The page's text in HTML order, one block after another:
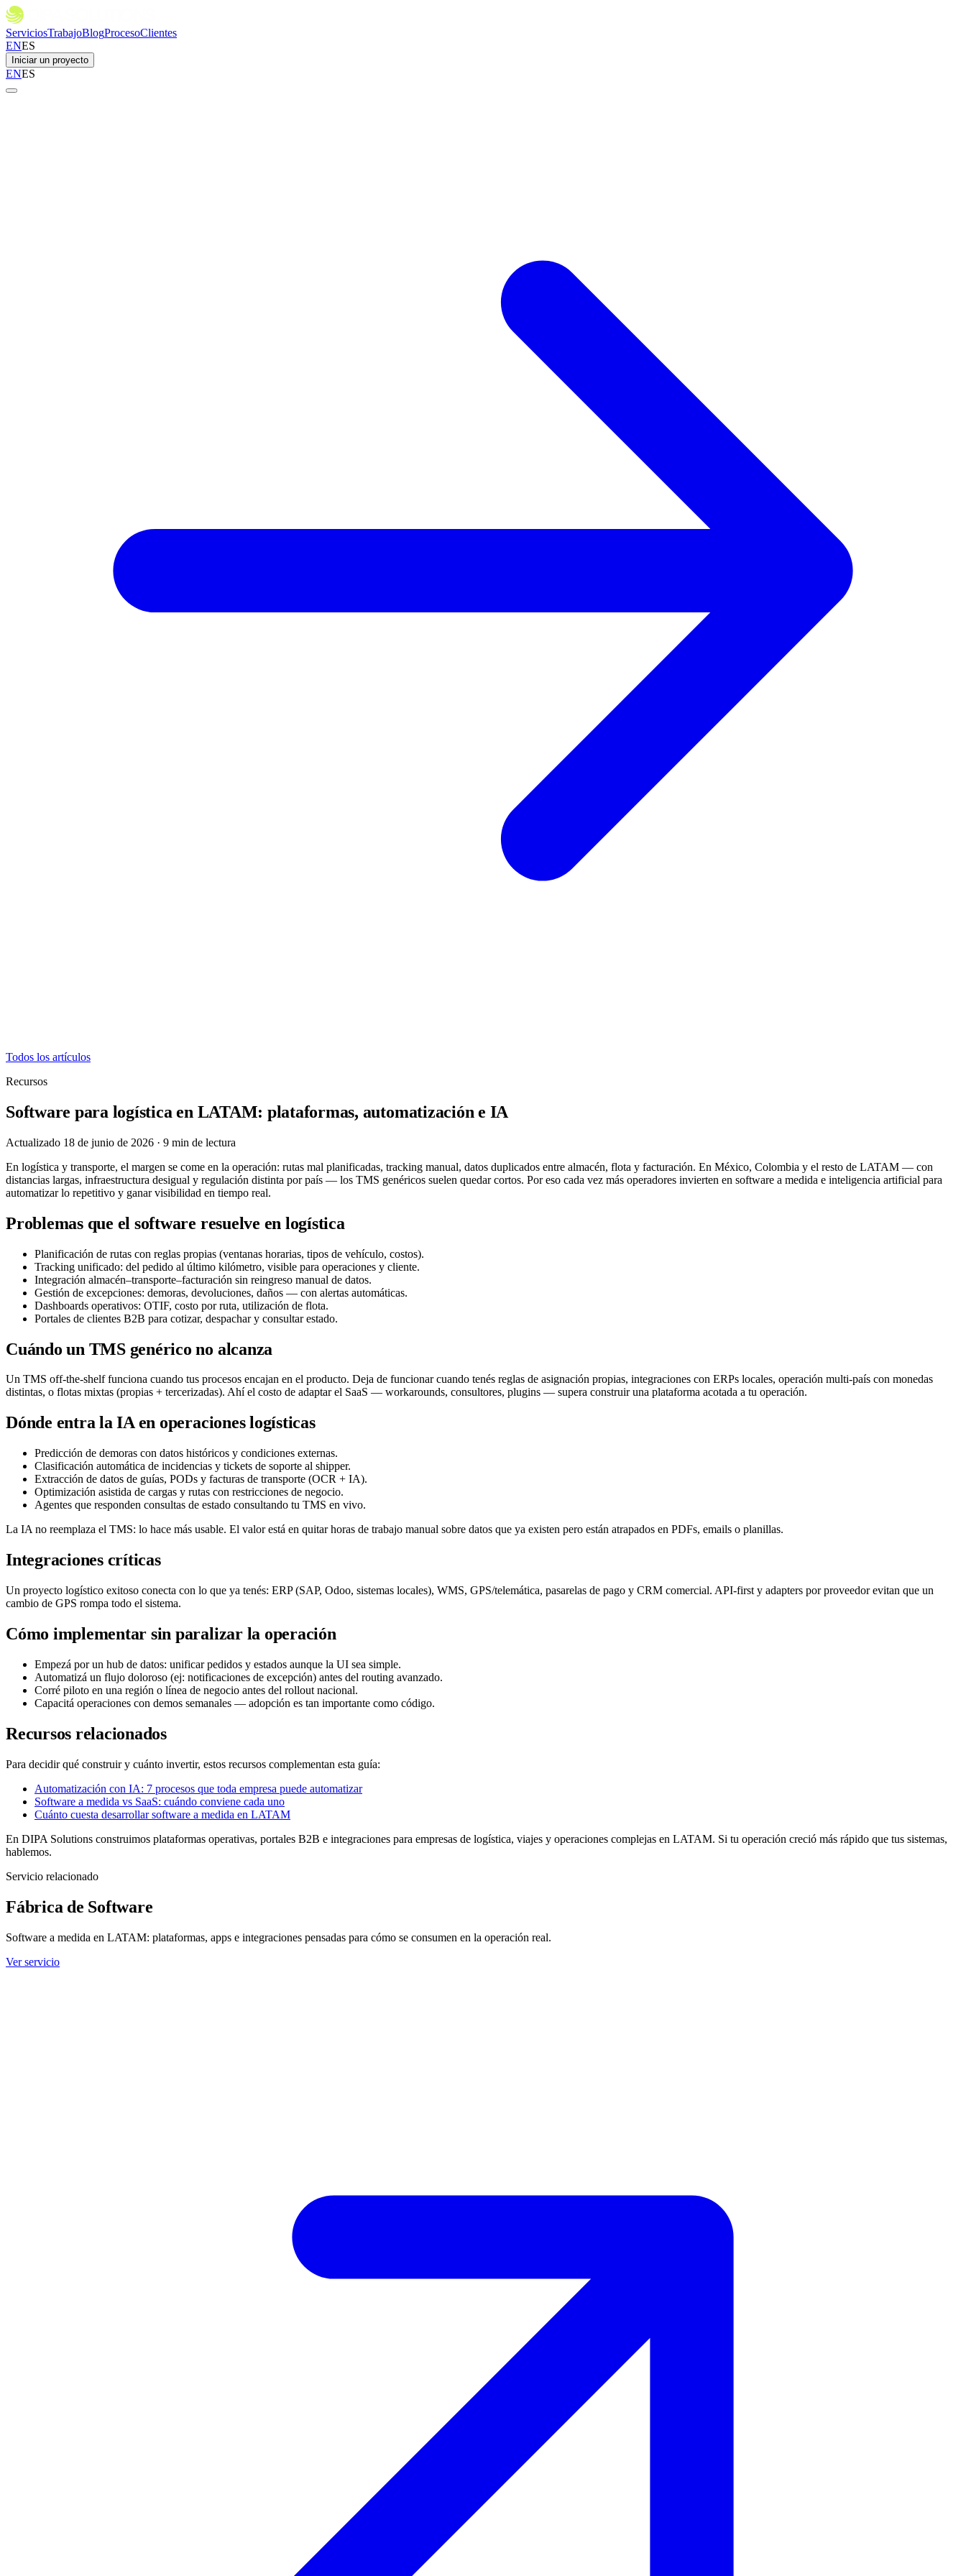
ServiciosTrabajoBlogProcesoClientes
ENES
Iniciar un proyecto
ENES
Todos los artículos
Recursos
Software para logística en LATAM: plataformas, automatización e IA
Actualizado 18 de junio de 2026 · 9 min de lectura
En logística y transporte, el margen se come en la operación: rutas mal planificadas, tracking manual, datos duplicados entre almacén, flota y facturación. En México, Colombia y el resto de LATAM — con
distancias largas, infraestructura desigual y regulación distinta por país — los TMS genéricos suelen quedar cortos. Por eso cada vez más operadores invierten en software a medida e inteligencia artificial para
automatizar lo repetitivo y ganar visibilidad en tiempo real.
Problemas que el software resuelve en logística
Planificación de rutas con reglas propias (ventanas horarias, tipos de vehículo, costos).
Tracking unificado: del pedido al último kilómetro, visible para operaciones y cliente.
Integración almacén–transporte–facturación sin reingreso manual de datos.
Gestión de excepciones: demoras, devoluciones, daños — con alertas automáticas.
Dashboards operativos: OTIF, costo por ruta, utilización de flota.
Portales de clientes B2B para cotizar, despachar y consultar estado.
Cuándo un TMS genérico no alcanza
Un TMS off-the-shelf funciona cuando tus procesos encajan en el producto. Deja de funcionar cuando tenés reglas de asignación propias, integraciones con ERPs locales, operación multi-país con monedas
distintas, o flotas mixtas (propias + tercerizadas). Ahí el costo de adaptar el SaaS — workarounds, consultores, plugins — supera construir una plataforma acotada a tu operación.
Dónde entra la IA en operaciones logísticas
Predicción de demoras con datos históricos y condiciones externas.
Clasificación automática de incidencias y tickets de soporte al shipper.
Extracción de datos de guías, PODs y facturas de transporte (OCR + IA).
Optimización asistida de cargas y rutas con restricciones de negocio.
Agentes que responden consultas de estado consultando tu TMS en vivo.
La IA no reemplaza el TMS: lo hace más usable. El valor está en quitar horas de trabajo manual sobre datos que ya existen pero están atrapados en PDFs, emails o planillas.
Integraciones críticas
Un proyecto logístico exitoso conecta con lo que ya tenés: ERP (SAP, Odoo, sistemas locales), WMS, GPS/telemática, pasarelas de pago y CRM comercial. API-first y adapters por proveedor evitan que un
cambio de GPS rompa todo el sistema.
Cómo implementar sin paralizar la operación
Empezá por un hub de datos: unificar pedidos y estados aunque la UI sea simple.
Automatizá un flujo doloroso (ej: notificaciones de excepción) antes del routing avanzado.
Corré piloto en una región o línea de negocio antes del rollout nacional.
Capacitá operaciones con demos semanales — adopción es tan importante como código.
Recursos relacionados
Para decidir qué construir y cuánto invertir, estos recursos complementan esta guía:
Automatización con IA: 7 procesos que toda empresa puede automatizar
Software a medida vs SaaS: cuándo conviene cada uno
Cuánto cuesta desarrollar software a medida en LATAM
En DIPA Solutions construimos plataformas operativas, portales B2B e integraciones para empresas de logística, viajes y operaciones complejas en LATAM. Si tu operación creció más rápido que tus sistemas,
hablemos.
Servicio relacionado
Fábrica de Software
Software a medida en LATAM: plataformas, apps e integraciones pensadas para cómo se consumen en la operación real.
Ver servicio